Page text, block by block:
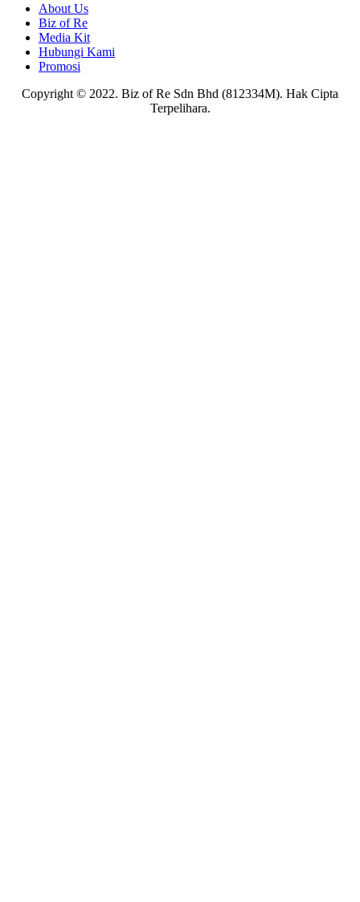
About Us
Biz of Re
Media Kit
Hubungi Kami
Promosi
Copyright © 2022. Biz of Re Sdn Bhd (812334M). Hak Cipta
Terpelihara.